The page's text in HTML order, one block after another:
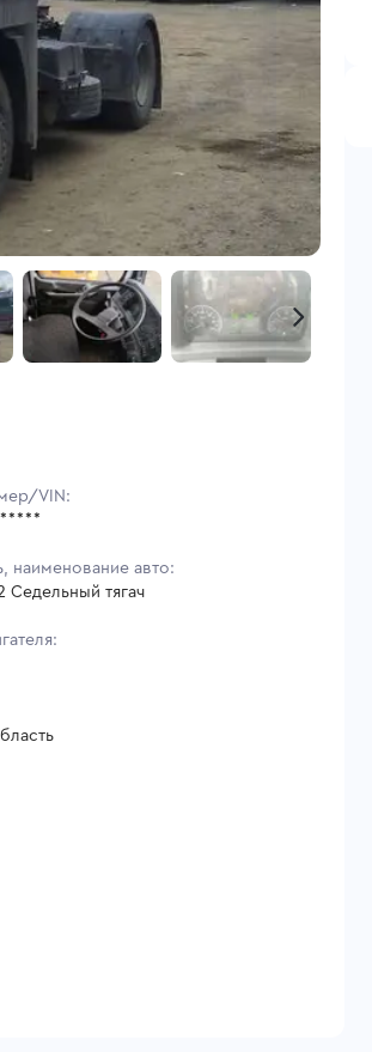
VIN:
наименование авто:
Седельный тягач